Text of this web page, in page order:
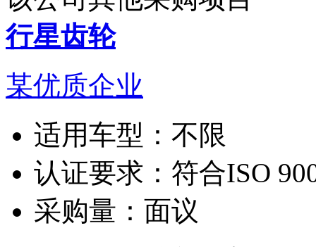
行星齿轮
某优质企业
适用车型： 不限
认证要求： 符合ISO
采购量： 面议